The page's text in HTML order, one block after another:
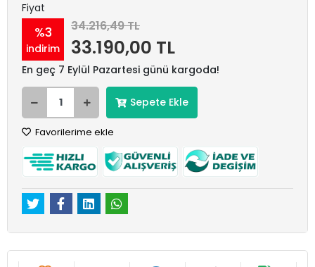
Fiyat
%3
indirim
34.216,49 TL
33.190,00 TL
En geç 7 Eylül Pazartesi günü kargoda!
Sepete Ekle
Favorilerime ekle